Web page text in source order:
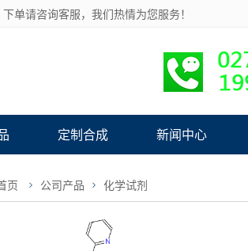
单请咨询客服，我们热情为您服务！
定制合成 新闻中心
页 公司产品 化学试剂